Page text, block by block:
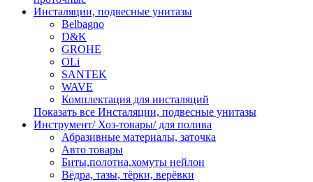
Инсталяции, подвесные унитазы
Belbagno
D&K
GROHE
OLi
SANTEK
WAVE
Комплектация для инсталяций
Показать все Инсталяции, подвесные унитазы
Инструмент/ Хоз-товары/ для полива
Абразивные материалы, заточка
Авто товары
Биты,полотна,хомуты нейлон
Вёдра, тазы, тёрки, верёвки